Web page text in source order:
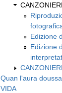
Edizione
Edizione
Quan l'aura
VIDA